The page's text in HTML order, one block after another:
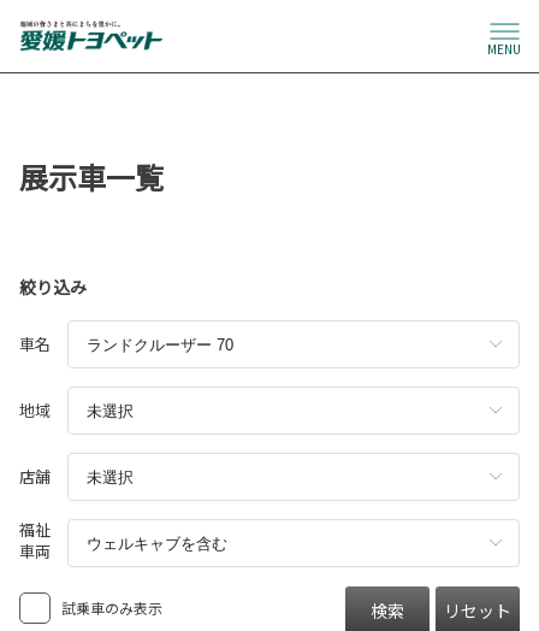
MENU
展示車一覧
絞り込み
車名
地域
店舗
福祉
車両
試乗車のみ表示 検索 リセット